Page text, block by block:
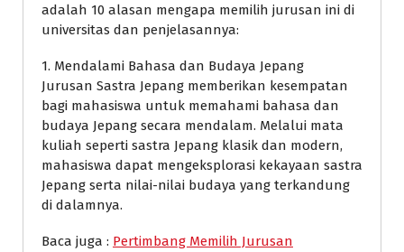
adalah 10 alasan mengapa memilih jurusan ini di
universitas dan penjelasannya:
1. Mendalami Bahasa dan Budaya Jepang
Jurusan Sastra Jepang memberikan kesempatan
bagi mahasiswa untuk memahami bahasa dan
budaya Jepang secara mendalam. Melalui mata
kuliah seperti sastra Jepang klasik dan modern,
mahasiswa dapat mengeksplorasi kekayaan sastra
Jepang serta nilai-nilai budaya yang terkandung
di dalamnya.
Baca juga : Pertimbang Memilih Jurusan